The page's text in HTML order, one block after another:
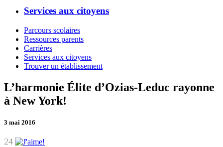
Services aux citoyens
Parcours scolaires
Ressources parents
Carrières
Services aux citoyens
Trouver un établissement
L’harmonie Élite d’Ozias-Leduc rayonne
à New York!
3 mai 2016
24